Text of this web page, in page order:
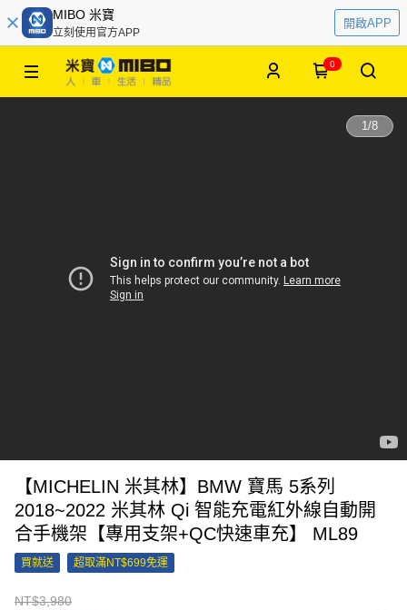
MIBO 米寶
立刻使用官方APP
開啟APP
0
1/8
【MICHELIN 米其林】BMW 寶馬 5系列
2018~2022 米其林 Qi 智能充電紅外線自動開
合手機架【專用支架+QC快速車充】 ML89
買就送 超取滿NT$699免運
NT$3,980